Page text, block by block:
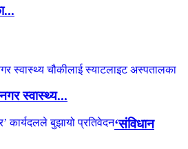
स्वास्थ्य...
‘संविधान